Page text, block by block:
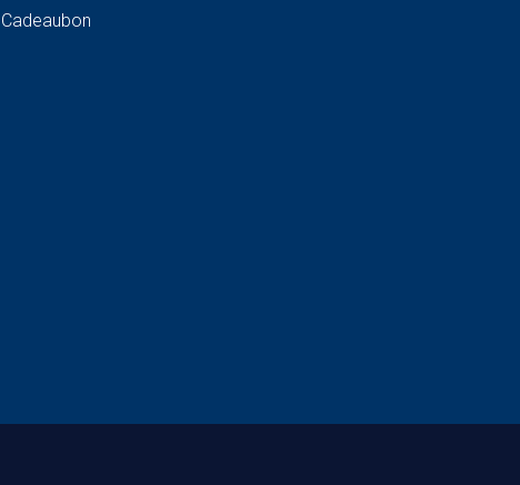
Cadeaubon